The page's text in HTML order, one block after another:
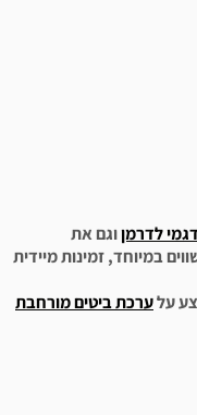
דגמי לדרמןוגם את
במיוחד, זמינות מיידית
עלערכת ביטים מורחבת